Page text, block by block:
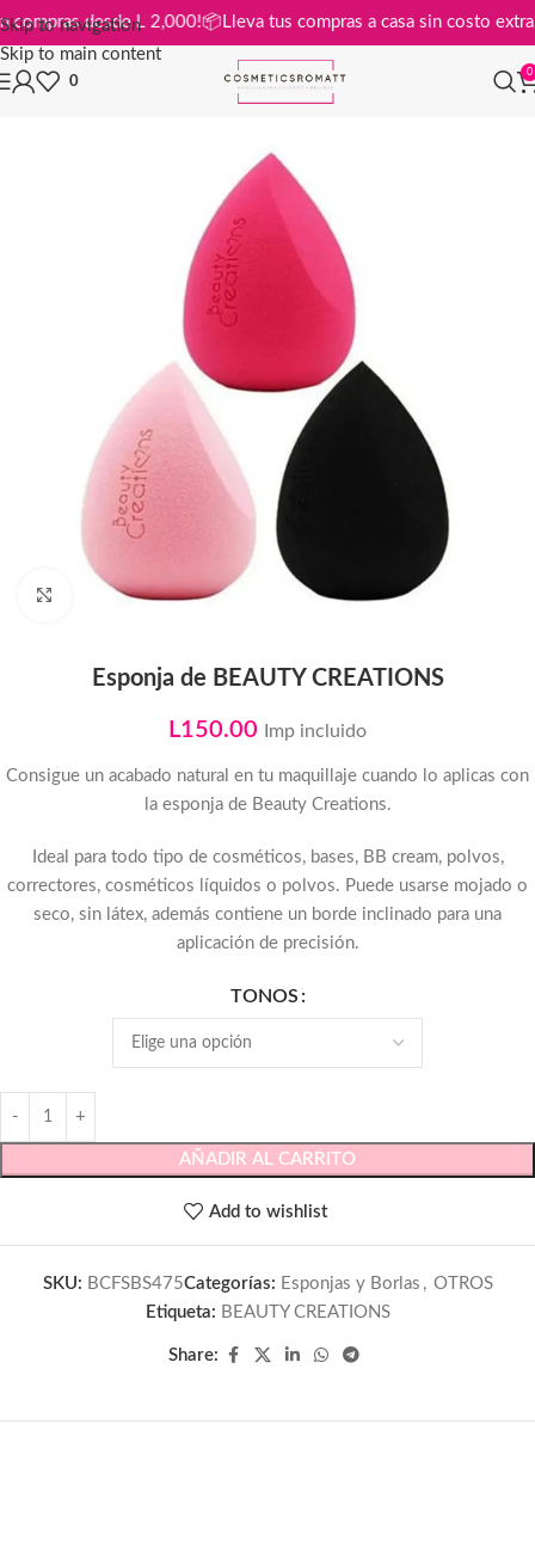
Skip to navigation
Skip to main content
en compras desde L 2,000!📦Lleva tus compras a casa sin costo
0
0
Click to enlarge
Esponja de BEAUTY CREATIONS
L150.00 Imp incluido
Consigue un acabado natural en tu maquillaje cuando lo aplicas con
la esponja de Beauty Creations.
Ideal para todo tipo de cosméticos, bases, BB cream, polvos,
correctores, cosméticos líquidos o polvos. Puede usarse mojado o
seco, sin látex, además contiene un borde inclinado para una
aplicación de precisión.
TONOS
AÑADIR AL CARRITO
Add to wishlist
SKU: BCFSBS475Categorías: Esponjas y Borlas , OTROS
Etiqueta: BEAUTY CREATIONS
Share: